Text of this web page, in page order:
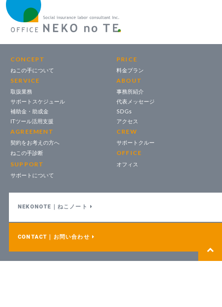
CONCEPT PRICE
ねこの手について 料金プラン
SERVICE ABOUT
取扱業務
事務所紹介
サポートスケジュール
代表メッセージ
補助金・助成金
SDGs
ITツール活用支援
アクセス
AGREEMENT CREW
契約をお考えの方へ
サポートクルー
ねこの手診断
OFFICE
SUPPORT
オフィス
サポートについて
NEKONOTE｜ねこノート
CONTACT｜お問い合わせ